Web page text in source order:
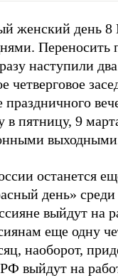
женский день 8
Переносить
наступили
праздничного
пятницу, 9
останется
день» среди
выйдут на
еще одну
наоборот,
выйдут на